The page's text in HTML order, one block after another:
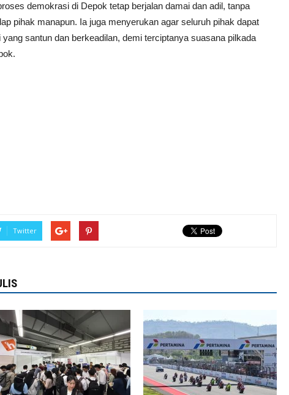
demokrasi di Depok tetap berjalan damai dan adil, tanpa
pihak manapun. Ia juga menyerukan agar seluruh pihak dapat
santun dan berkeadilan, demi terciptanya suasana pilkada
Twitter